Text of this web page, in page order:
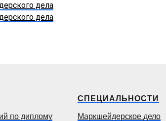
дела
дела
по диплому
СПЕЦИАЛЬНОСТИ
Маркшейдерское дело